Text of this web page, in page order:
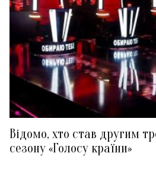
Відомо, хто став другим
сезону «Голосу країни»